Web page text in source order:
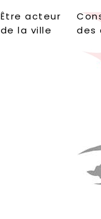
Être acteur
de la ville
des